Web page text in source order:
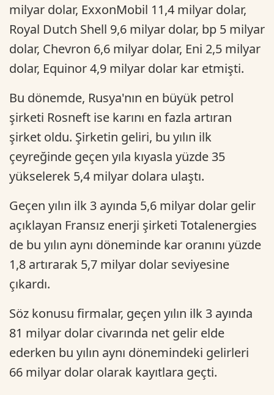
milyar dolar, ExxonMobil 11,4 milyar dolar,
Royal Dutch Shell 9,6 milyar dolar, bp 5 milyar
dolar, Chevron 6,6 milyar dolar, Eni 2,5 milyar
dolar, Equinor 4,9 milyar dolar kar etmişti.
Bu dönemde, Rusya'nın en büyük petrol
şirketi Rosneft ise karını en fazla artıran
şirket oldu. Şirketin geliri, bu yılın ilk
çeyreğinde geçen yıla kıyasla yüzde 35
yükselerek 5,4 milyar dolara ulaştı.
Geçen yılın ilk 3 ayında 5,6 milyar dolar gelir
açıklayan Fransız enerji şirketi Totalenergies
de bu yılın aynı döneminde kar oranını yüzde
1,8 artırarak 5,7 milyar dolar seviyesine
çıkardı.
Söz konusu firmalar, geçen yılın ilk 3 ayında
81 milyar dolar civarında net gelir elde
ederken bu yılın aynı dönemindeki gelirleri
66 milyar dolar olarak kayıtlara geçti.